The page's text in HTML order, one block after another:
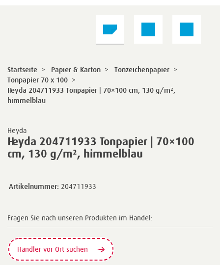
Heyda
Heyda 204711933 Tonpapier | 70×100
cm, 130 g/m², himmelblau
Startseite > Papier & Karton > Tonzeichenpapier >
Tonpapier 70 x 100 >
Heyda 204711933 Tonpapier | 70×100 cm, 130 g/m²,
himmelblau
Artikelnummer: 204711933
Fragen Sie nach unseren Produkten im Handel:
Händler vor Ort suchen